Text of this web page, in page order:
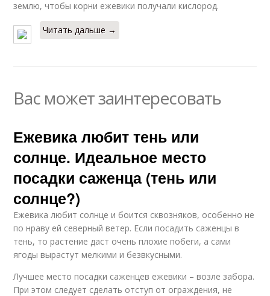
землю, чтобы корни ежевики получали кислород.
Читать дальше →
Вас может заинтересовать
Ежевика любит тень или
солнце. Идеальное место
посадки саженца (тень или
солнце?)
Ежевика любит солнце и боится сквозняков, особенно не
по нраву ей северный ветер. Если посадить саженцы в
тень, то растение даст очень плохие побеги, а сами
ягоды вырастут мелкими и безвкусными.
Лучшее место посадки саженцев ежевики – возле забора.
При этом следует сделать отступ от ограждения, не